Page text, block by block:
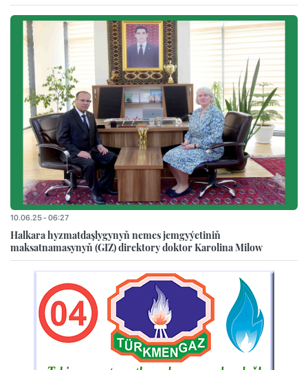
10.06.25 - 06:27
Halkara hyzmatdaşlygynyň nemes jemgyýetiniň
maksatnamasynyň (GIZ) direktory doktor Karolina Milow